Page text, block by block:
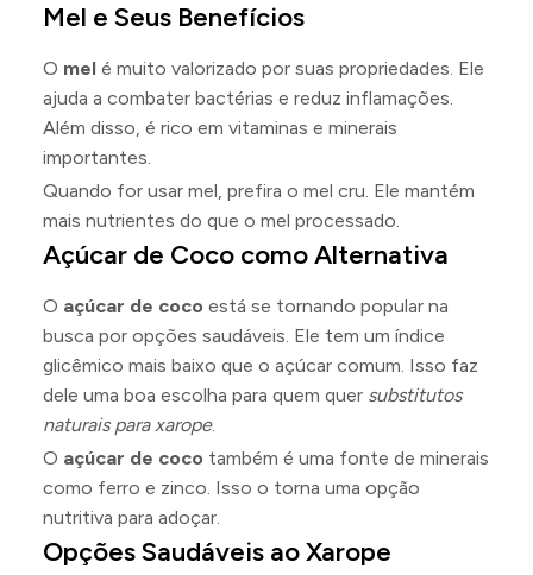
Mel e Seus Benefícios
O mel é muito valorizado por suas propriedades. Ele
ajuda a combater bactérias e reduz inflamações.
Além disso, é rico em vitaminas e minerais
importantes.
Quando for usar mel, prefira o mel cru. Ele mantém
mais nutrientes do que o mel processado.
Açúcar de Coco como Alternativa
O açúcar de coco está se tornando popular na
busca por opções saudáveis. Ele tem um índice
glicêmico mais baixo que o açúcar comum. Isso faz
dele uma boa escolha para quem quer substitutos
naturais para xarope.
O açúcar de coco também é uma fonte de minerais
como ferro e zinco. Isso o torna uma opção
nutritiva para adoçar.
Opções Saudáveis ao Xarope